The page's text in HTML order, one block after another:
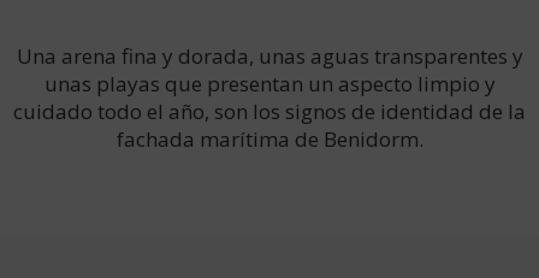
Una arena fina y dorada, unas aguas transparentes y
unas playas que presentan un aspecto limpio y
cuidado todo el año, son los signos de identidad de la
fachada marítima de Benidorm.